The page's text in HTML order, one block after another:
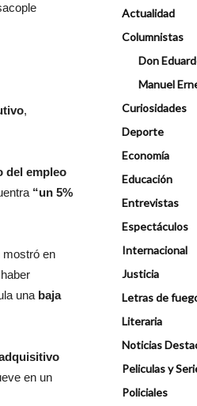
,
del empleo
“un 5%
mostró en
una baja
en un
Actualidad
Columnistas
Don
Manuel
Curiosidades
Deporte
Economía
Educación
Entrevistas
Espectáculos
Internacional
Justicia
Letras de
Literaria
Noticias
Peliculas y
Policiales